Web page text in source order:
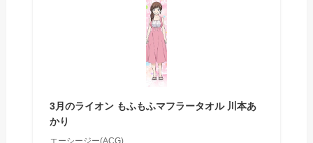
3月のライオン もふもふマフラータオル 川本あ
かり
エーシージー(ACG)